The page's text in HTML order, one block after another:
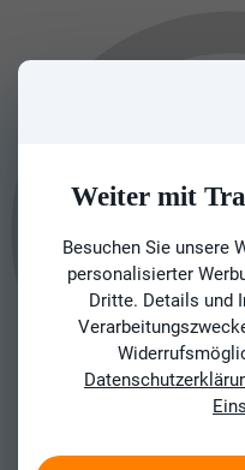
Weiter mit
Besuchen Sie unsere
personalisierter
Dritte. Details und